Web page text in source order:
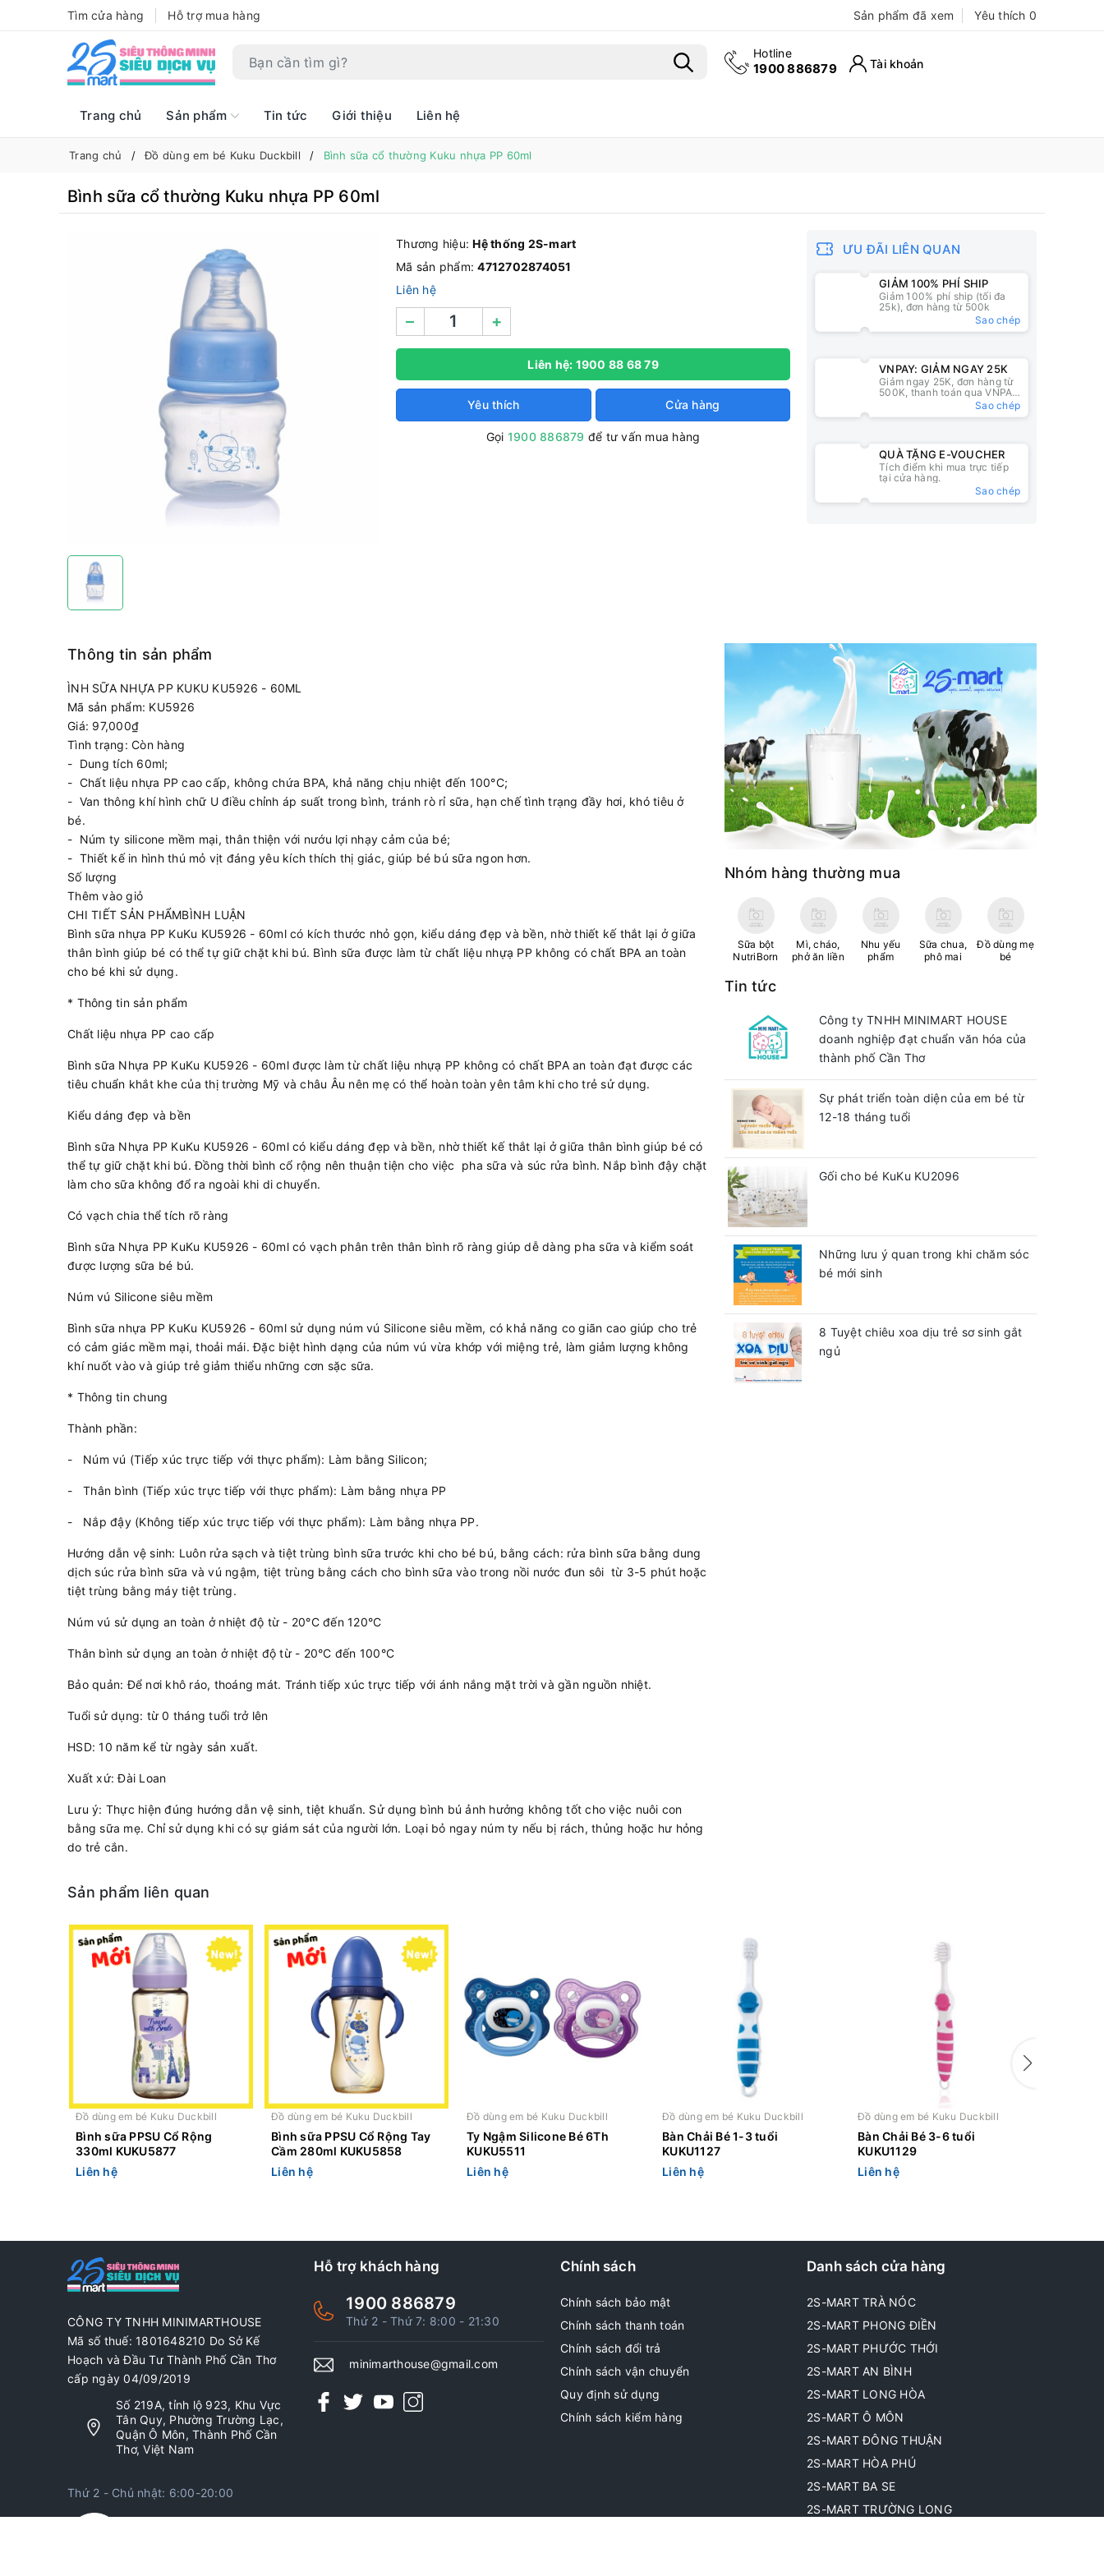
Tìm cửa hàng Hỗ trợ mua hàng Sản phẩm đã xem
Bạn chưa xem sản phẩm nào
Yêu thích 0
Hotline
1900 886879 Tài khoản
Trang chủ Sản phẩm Tin tức Giới thiệu Liên hệ
Trang chủ Đồ dùng em bé Kuku Duckbill Bình sữa cổ thường Kuku nhựa PP 60ml
Bình sữa cổ thường Kuku nhựa PP 60ml
Thương hiệu:Hệ thống 2S-mart
Mã sản phẩm:4712702874051
Liên hệ
– +
Liên hệ: 1900 88 68 79
Yêu thích Cửa hàng
Gọi 1900 886879 để tư vấn mua hàng
ƯU ĐÃI LIÊN QUAN
GIẢM 100% PHÍ SHIP
Giảm 100% phí ship (tối đa
25k), đơn hàng từ 500k
Sao chép
VNPAY: GIẢM NGAY 25K
Giảm ngay 25K, đơn hàng từ
500K, thanh toán qua VNPAY
Sao chép
QUÀ TẶNG E-VOUCHER
Tích điểm khi mua trực tiếp
tại cửa hàng.
Sao chép
Thông tin sản phẩm
ÌNH SỮA NHỰA PP KUKU KU5926 - 60ML
Mã sản phẩm: KU5926
Giá: 97,000₫
Tình trạng: Còn hàng
- Dung tích 60ml;
- Chất liệu nhựa PP cao cấp, không chứa BPA, khả năng chịu nhiệt đến 100°C;
- Van thông khí hình chữ U điều chỉnh áp suất trong bình, tránh rò rỉ sữa, hạn chế tình trạng đầy hơi, khó tiêu ở
bé.
- Núm ty silicone mềm mại, thân thiện với nướu lợi nhạy cảm của bé;
- Thiết kế in hình thú mỏ vịt đáng yêu kích thích thị giác, giúp bé bú sữa ngon hơn.
Số lượng
Thêm vào giỏ
CHI TIẾT SẢN PHẨMBÌNH LUẬN
Bình sữa nhựa PP KuKu KU5926 - 60ml có kích thước nhỏ gọn, kiểu dáng đẹp và bền, nhờ thiết kế thắt lại ở giữa
thân bình giúp bé có thể tự giữ chặt khi bú. Bình sữa được làm từ chất liệu nhựạ PP không có chất BPA an toàn
cho bé khi sử dụng.
* Thông tin sản phẩm
Chất liệu nhựa PP cao cấp
Bình sữa Nhựa PP KuKu KU5926 - 60ml được làm từ chất liệu nhựạ PP không có chất BPA an toàn đạt được các
tiêu chuẩn khắt khe của thị trường Mỹ và châu Âu nên mẹ có thể hoàn toàn yên tâm khi cho trẻ sử dụng.
Kiểu dáng đẹp và bền
Bình sữa Nhựa PP KuKu KU5926 - 60ml có kiểu dáng đẹp và bền, nhờ thiết kế thắt lại ở giữa thân bình giúp bé có
thể tự giữ chặt khi bú. Đồng thời bình cổ rộng nên thuận tiện cho việc pha sữa và súc rửa bình. Nắp bình đậy chặt
làm cho sữa không đổ ra ngoài khi di chuyển.
Có vạch chia thể tích rõ ràng
Bình sữa Nhựa PP KuKu KU5926 - 60ml có vạch phân trên thân bình rõ ràng giúp dễ dàng pha sữa và kiểm soát
được lượng sữa bé bú.
Núm vú Silicone siêu mềm
Bình sữa nhựa PP KuKu KU5926 - 60ml sử dụng núm vú Silicone siêu mềm, có khả năng co giãn cao giúp cho trẻ
có cảm giác mềm mại, thoải mái. Đặc biệt hình dạng của núm vú vừa khớp với miệng trẻ, làm giảm lượng không
khí nuốt vào và giúp trẻ giảm thiểu những cơn sặc sữa.
* Thông tin chung
Thành phần:
- Núm vú (Tiếp xúc trực tiếp với thực phẩm): Làm bằng Silicon;
- Thân bình (Tiếp xúc trực tiếp với thực phẩm): Làm bằng nhựa PP
- Nắp đậy (Không tiếp xúc trực tiếp với thực phẩm): Làm bằng nhựa PP.
Hướng dẫn vệ sinh: Luôn rửa sạch và tiệt trùng bình sữa trước khi cho bé bú, bằng cách: rửa bình sữa bằng dung
dịch súc rửa bình sữa và vú ngậm, tiệt trùng bằng cách cho bình sữa vào trong nồi nước đun sôi từ 3-5 phút hoặc
tiệt trùng bằng máy tiệt trùng.
Núm vú sử dụng an toàn ở nhiệt độ từ - 20°C đến 120°C
Thân bình sử dụng an toàn ở nhiệt độ từ - 20°C đến 100°C
Bảo quản: Để nơi khô ráo, thoáng mát. Tránh tiếp xúc trực tiếp với ánh nắng mặt trời và gần nguồn nhiệt.
Tuổi sử dụng: từ 0 tháng tuổi trở lên
HSD: 10 năm kể từ ngày sản xuất.
Xuất xứ: Đài Loan
Lưu ý: Thực hiện đúng hướng dẫn vệ sinh, tiệt khuẩn. Sử dụng bình bú ảnh hưởng không tốt cho việc nuôi con
bằng sữa mẹ. Chỉ sử dụng khi có sự giám sát của người lớn. Loại bỏ ngay núm ty nếu bị rách, thủng hoặc hư hỏng
do trẻ cắn.
Nhóm hàng thường mua
Sữa bột
NutriBorn
Mì, cháo,
phở ăn liền
Nhu yếu
phẩm
Sữa chua,
phô mai
Đồ dùng mẹ
bé
Tin tức
Công ty TNHH MINIMART HOUSE
doanh nghiệp đạt chuẩn văn hóa của
thành phố Cần Thơ
Sự phát triển toàn diện của em bé từ
12-18 tháng tuổi
Gối cho bé KuKu KU2096
Những lưu ý quan trong khi chăm sóc
bé mới sinh
8 Tuyệt chiêu xoa dịu trẻ sơ sinh gắt
ngủ
Sản phẩm liên quan
Đồ dùng em bé Kuku Duckbill
Bình sữa PPSU Cổ Rộng
330ml KUKU5877
Liên hệ
Đồ dùng em bé Kuku Duckbill
Bình sữa PPSU Cổ Rộng Tay
Cầm 280ml KUKU5858
Liên hệ
Đồ dùng em bé Kuku Duckbill
Ty Ngậm Silicone Bé 6Th
KUKU5511
Liên hệ
Đồ dùng em bé Kuku Duckbill
Bàn Chải Bé 1-3 tuổi
KUKU1127
Liên hệ
Đồ dùng em bé Kuku Duckbill
Bàn Chải Bé 3-6 tuổi
KUKU1129
Liên hệ
CÔNG TY TNHH MINIMARTHOUSE
Mã số thuế: 1801648210 Do Sở Kế
Hoạch và Đầu Tư Thành Phố Cần Thơ
cấp ngày 04/09/2019
Số 219A, tỉnh lộ 923, Khu Vực
Tân Quy, Phường Trường Lạc,
Quận Ô Môn, Thành Phố Cần
Thơ, Việt Nam
Thứ 2 - Chủ nhật: 6:00-20:00
Hỗ trợ khách hàng
1900 886879
Thứ 2 - Thứ 7: 8:00 - 21:30
minimarthouse@gmail.com
Chính sách
Chính sách bảo mật
Chính sách thanh toán
Chính sách đổi trả
Chính sách vận chuyển
Quy định sử dụng
Chính sách kiểm hàng
Danh sách cửa hàng
2S-MART TRÀ NÓC
2S-MART PHONG ĐIỀN
2S-MART PHƯỚC THỚI
2S-MART AN BÌNH
2S-MART LONG HÒA
2S-MART Ô MÔN
2S-MART ĐÔNG THUẬN
2S-MART HÒA PHÚ
2S-MART BA SE
2S-MART TRƯỜNG LONG